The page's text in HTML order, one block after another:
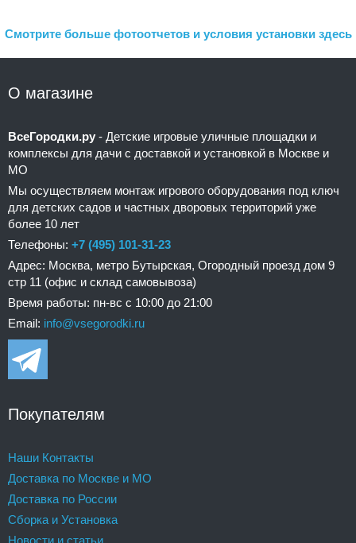
Смотрите больше фотоотчетов и условия установки здесь
О магазине
ВсеГородки.ру - Детские игровые уличные площадки и
комплексы для дачи с доставкой и установкой в Москве и
МО
Мы осуществляем монтаж игрового оборудования под ключ
для детских садов и частных дворовых территорий уже
более 10 лет
Телефоны: +7 (495) 101-31-23
Адрес: Москва, метро Бутырская, Огородный проезд дом 9
стр 11 (офис и склад самовывоза)
Время работы: пн-вс с 10:00 до 21:00
Email: info@vsegorodki.ru
Покупателям
Наши Контакты
Доставка по Москве и МО
Доставка по России
Сборка и Установка
Новости и статьи